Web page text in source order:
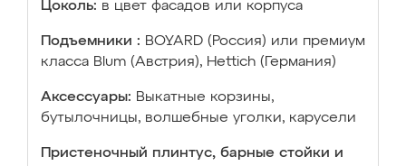
Цоколь: в цвет фасадов или корпуса
Подъемники : BOYARD (Россия) или премиум
класса Blum (Австрия), Hettich (Германия)
Аксессуары: Выкатные корзины,
бутылочницы, волшебные уголки, карусели
Пристеночный плинтус, барные стойки и